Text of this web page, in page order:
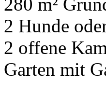
2 Hunde
2 offene
Garten mit